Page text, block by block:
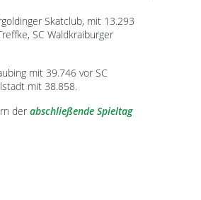
Skatclub, mit 13.293
SC Waldkraiburger
mit 39.746 vor SC
mit 38.858.
derabschließende Spieltag